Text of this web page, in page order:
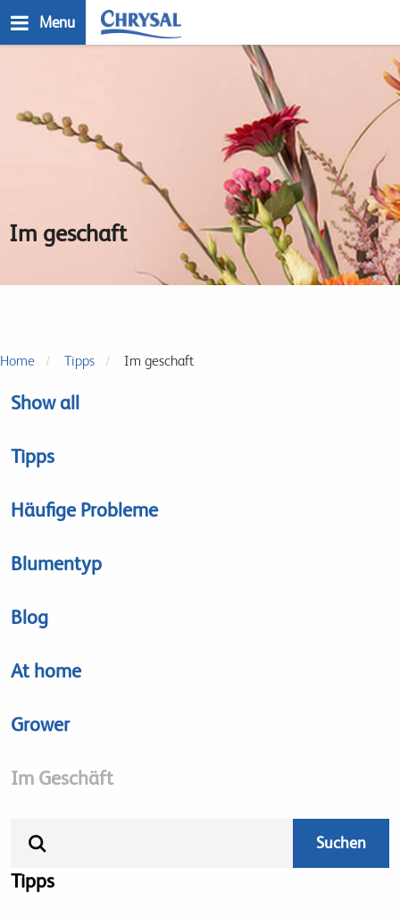
zum
Menu
Im geschaft
Home Tipps Im geschaft
Show all
Tipps
Häufige Probleme
Blumentyp
Blog
At home
Grower
Im Geschäft
Tipps